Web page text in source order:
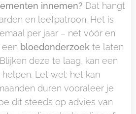
innemen? Dat hangt
en leefpatroon. Het is
per jaar – net vóór en
bloedonderzoek te laten
deze te laag, kan een
Let wel: het kan
duren vooraleer je
dit steeds op advies van